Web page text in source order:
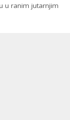
u ranim jutarnjim